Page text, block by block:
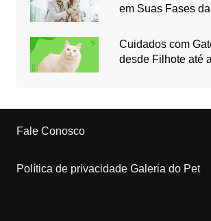
em Suas Fases
Cuidados com
desde Filhote até
Fale Conosco
Política de privacidade Galeria do Pet